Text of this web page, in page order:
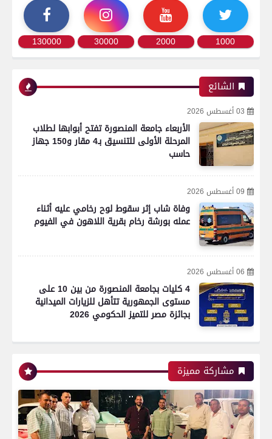
1000
2000
30000
130000
الشائع
03 أغسطس 2026
الأربعاء جامعة المنصورة تفتح أبوابها لطلاب
المرحلة الأولى للتنسيق بـ4 مقار و150 جهاز
حاسب
09 أغسطس 2026
وفاة شاب إثر سقوط لوح رخامي عليه أثناء
عمله بورشة رخام بقرية اللاهون في الفيوم
06 أغسطس 2026
4 كليات بجامعة المنصورة من بين 10 على
مستوى الجمهورية تتأهل للزيارات الميدانية
بجائزة مصر للتميز الحكومي 2026
مشاركة مميزة